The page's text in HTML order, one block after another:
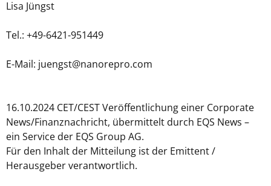
Lisa Jüngst
Tel.: +49-6421-951449
E-Mail: juengst@nanorepro.com
16.10.2024 CET/CEST Veröffentlichung einer Corporate
News/Finanznachricht, übermittelt durch EQS News –
ein Service der EQS Group AG.
Für den Inhalt der Mitteilung ist der Emittent /
Herausgeber verantwortlich.